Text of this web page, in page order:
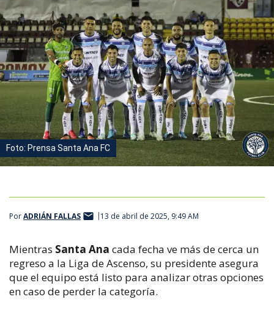
Foto: Prensa Santa Ana FC
PorADRIÁN FALLAS 13 de abril de 2025, 9:49 AM
Mientras Santa Ana cada fecha ve más de cerca un
regreso a la Liga de Ascenso, su presidente asegura
que el equipo está listo para analizar otras opciones
en caso de perder la categoría.